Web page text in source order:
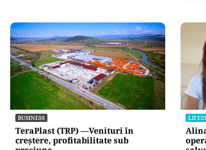
ECONOMIE
Moody’s ne-a lăsat deasupra